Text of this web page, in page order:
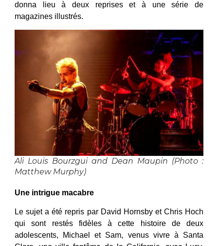
donna lieu à deux reprises et à une série de
magazines illustrés.
Ali Louis Bourzgui and Dean Maupin (Photo :
Matthew Murphy)
Une intrigue macabre
Le sujet a été repris par David Hornsby et Chris Hoch
qui sont restés fidèles à cette histoire de deux
adolescents, Michael et Sam, venus vivre à Santa